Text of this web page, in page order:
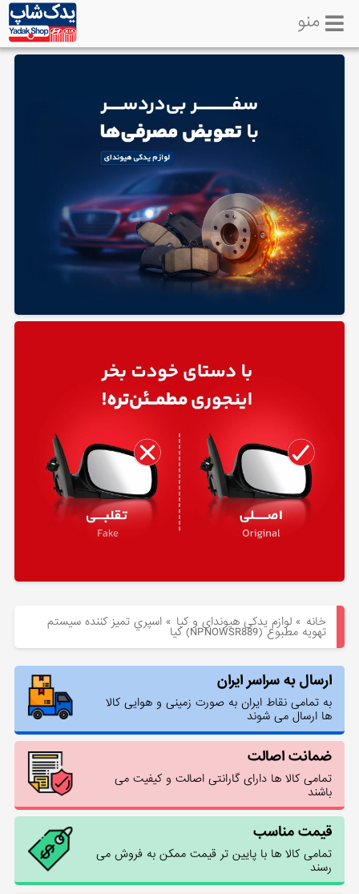
لوازم
منو
خانه »لوازم یدکی هیوندای و کیا »اسپري تميز كننده سيستم
تهويه مطبوع (NPNOWSR889) کیا
ارسال به سراسر ایران
به تمامی نقاط ایران به صورت زمینی و هوایی کالا
ها ارسال می شوند
ضمانت اصالت
تمامی کالا ها دارای گارانتی اصالت و کیفیت می
باشند
قیمت مناسب
تمامی کالا ها با پایین تر قیمت ممکن به فروش می
رسند